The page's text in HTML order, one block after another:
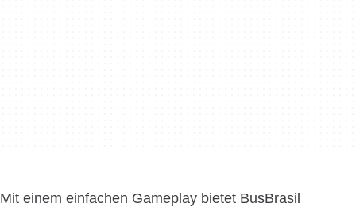
Mit einem einfachen Gameplay bietet BusBrasil